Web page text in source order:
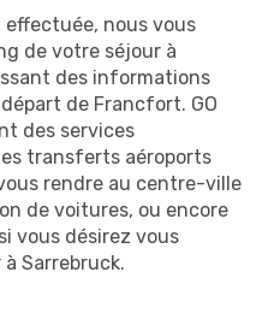
nous vous
de votre séjour à
des informations
de Francfort. GO
des services
transferts aéroports
rendre au centre-ville
de voitures, ou encore
vous désirez vous
Sarrebruck.